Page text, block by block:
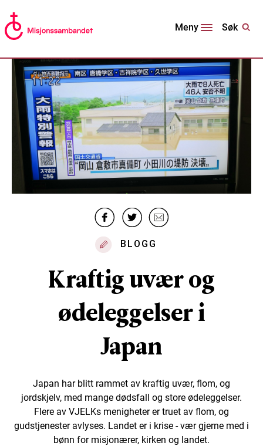
Meny Søk
BLOGG
Kraftig uvær og
ødeleggelser i
Japan
Japan har blitt rammet av kraftig uvær, flom, og
jordskjelv, med mange dødsfall og store ødeleggelser.
Flere av VJELKs menigheter er truet av flom, og
gudstjenester avlyses. Landet er i krise - vær gjerne med i
bønn for misjonærer, kirken og landet.